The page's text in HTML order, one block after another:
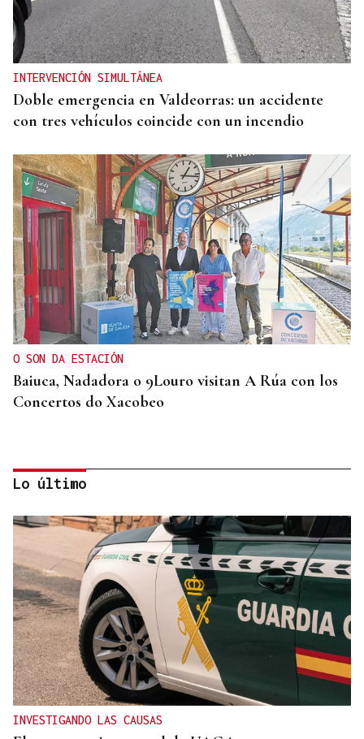
INTERVENCIÓN SIMULTÁNEA
Doble emergencia en Valdeorras: un accidente
con tres vehículos coincide con un incendio
O SON DA ESTACIÓN
Baiuca, Nadadora o 9Louro visitan A Rúa con los
Concertos do Xacobeo
ASOCIACIONES EMPRESARIALES
La Asociación Empresarial de Valdeorras busca
continuar con la línea actual de promoción
Lo último
INVESTIGANDO LAS CAUSAS